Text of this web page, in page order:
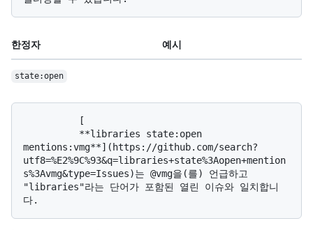
한정자 예시
state:open
mentions:vmg**](https://github.com/search?
utf8=%E2%9C%93&q=libraries+state%3Aopen+mention
s%3Avmg&type=Issues)는 @vmg을(를) 언급하고
"libraries"라는 단어가 포함된 열린 이슈와 일치합니